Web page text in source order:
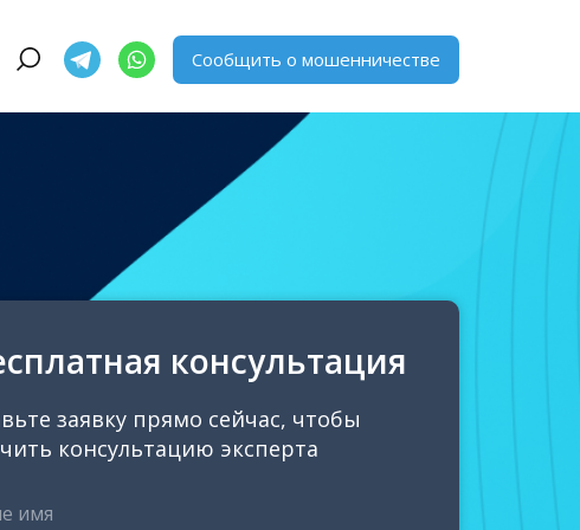
Сообщить о мошенничестве
консультация
заявку прямо сейчас, чтобы
консультацию эксперта